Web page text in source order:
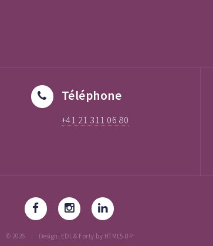
Téléphone
+41 21 311 06 80
© 2026 Design: EDL & Forty by HTML5 UP